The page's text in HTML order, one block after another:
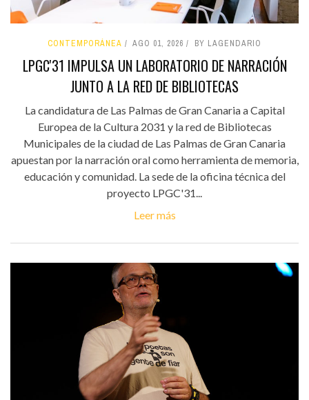
CONTEMPORÁNEA AGO 01, 2026 BY LAGENDARIO
LPGC'31 IMPULSA UN LABORATORIO DE NARRACIÓN
JUNTO A LA RED DE BIBLIOTECAS
La candidatura de Las Palmas de Gran Canaria a Capital
Europea de la Cultura 2031 y la red de Bibliotecas
Municipales de la ciudad de Las Palmas de Gran Canaria
apuestan por la narración oral como herramienta de memoria,
educación y comunidad. La sede de la oficina técnica del
proyecto LPGC'31...
Leer más